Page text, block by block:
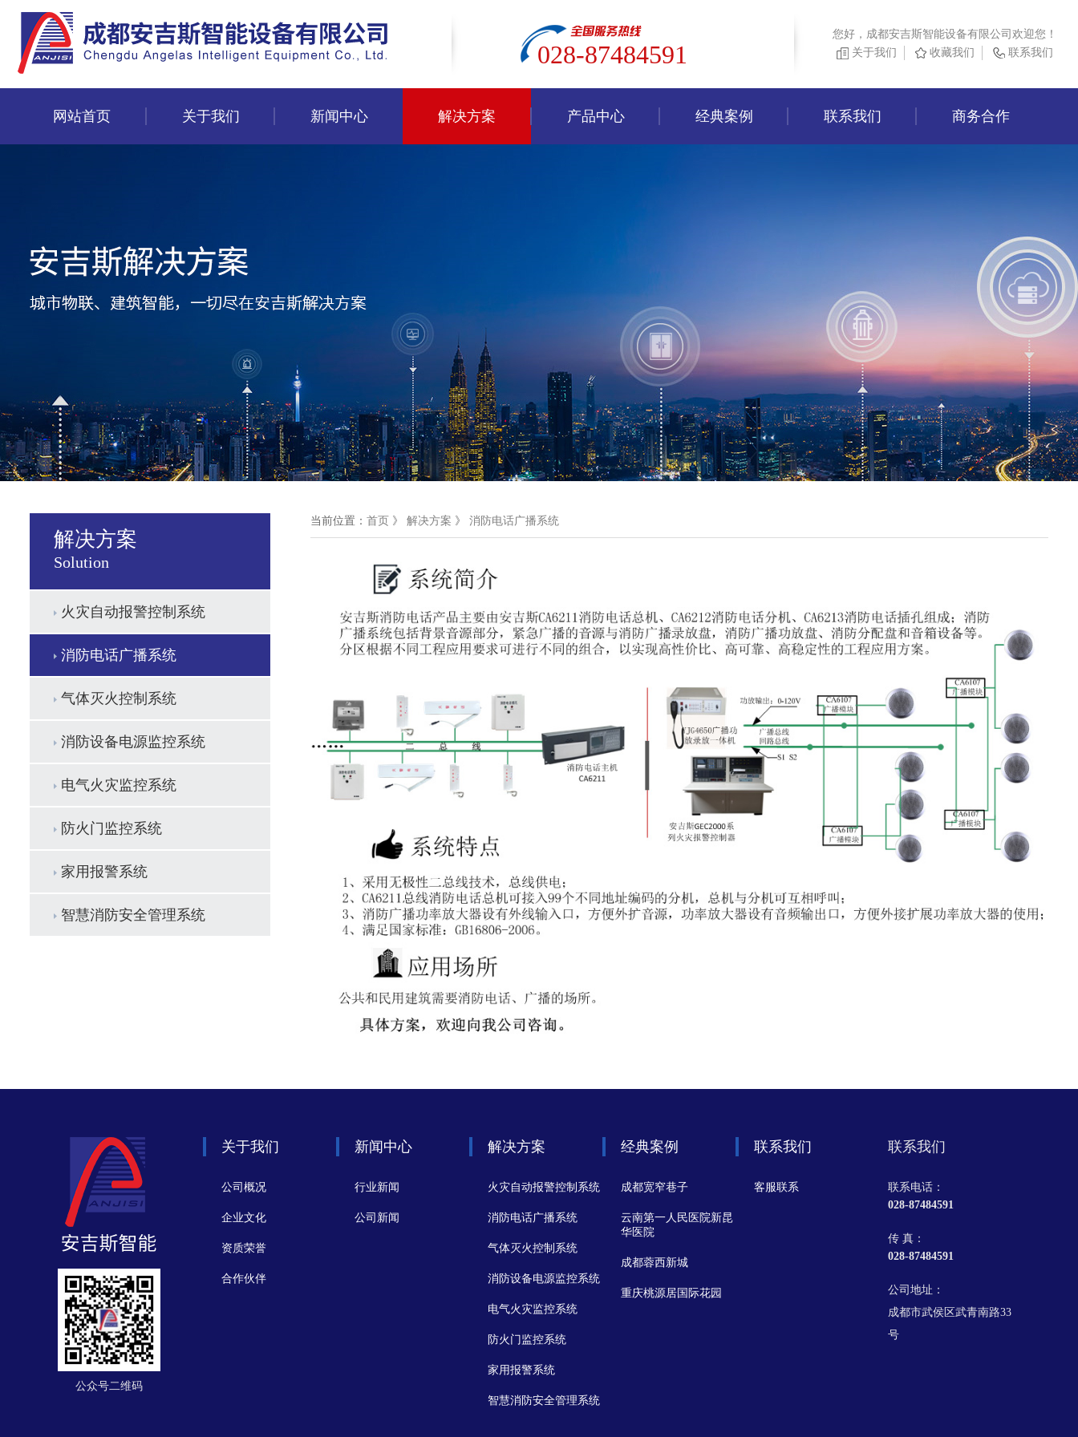
028-87484591
您好，成都安吉斯智能设备有限公司欢迎您！
关于我们
收藏我们 联系我们
网站首页 关于我们 新闻中心 解决方案 产品中心 经典案例 联系我们 商务合作
解决方案
Solution
火灾自动报警控制系统
消防电话广播系统
气体灭火控制系统
消防设备电源监控系统
电气火灾监控系统
防火门监控系统
家用报警系统
智慧消防安全管理系统
当前位置： 首页 》 解决方案 》 消防电话广播系统
公众号二维码
关于我们
公司概况
企业文化
资质荣誉
合作伙伴
新闻中心
行业新闻
公司新闻
解决方案
火灾自动报警控制系统
消防电话广播系统
气体灭火控制系统
消防设备电源监控系统
电气火灾监控系统
防火门监控系统
家用报警系统
智慧消防安全管理系统
经典案例
成都宽窄巷子
云南第一人民医院新昆
华医院
成都蓉西新城
重庆桃源居国际花园
联系我们
客服联系
联系我们
联系电话：
028-87484591
传 真：
028-87484591
公司地址：
成都市武侯区武青南路33
号